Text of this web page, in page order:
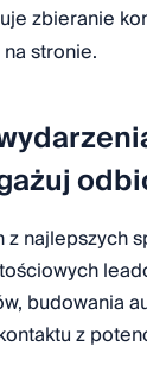
zbieranie
stronie.
najlepszych
budowania
z